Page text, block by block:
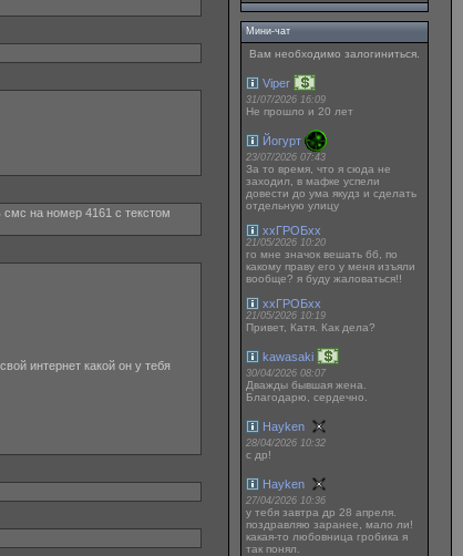
на номер 4161 с текстом
интернет какой он у тебя
Мини-чат
Вам необходимо залогиниться.
Viper
31/07/2026 16:09
Не прошло и 20 лет
Йогурт
23/07/2026 07:43
За то время, что я сюда не
заходил, в мафке успели
довести до ума якудз и сделать
отдельную улицу
ххГРОБхх
21/05/2026 10:20
го мне значок вешать бб, по
какому праву его у меня изъяли
вообще? я буду жаловаться!!
ххГРОБхх
21/05/2026 10:19
Привет, Катя. Как дела?
kawasaki
30/04/2026 08:07
Дважды бывшая жена.
Благодарю, сердечно.
Hayken
28/04/2026 10:32
с др!
Hayken
27/04/2026 10:36
у тебя завтра др 28 апреля.
поздравляю заранее, мало ли!
какая-то любовница гробика я
так понял.